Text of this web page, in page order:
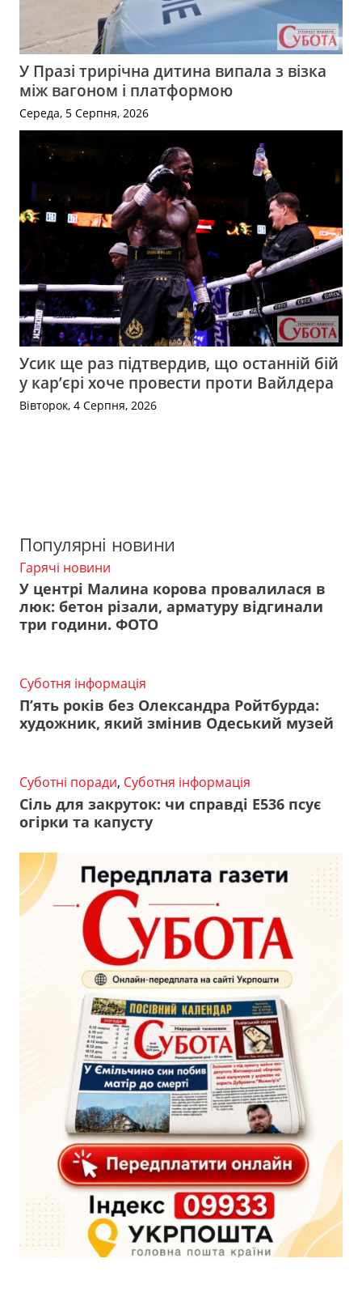
У Празі трирічна дитина випала з візка
між вагоном і платформою
Середа, 5 Серпня, 2026
Усик ще раз підтвердив, що останній бій
у кар’єрі хоче провести проти Вайлдера
Вівторок, 4 Серпня, 2026
Популярні новини
Гарячі новини
У центрі Малина корова провалилася в
люк: бетон різали, арматуру відгинали
три години. ФОТО
Суботня інформація
П’ять років без Олександра Ройтбурда:
художник, який змінив Одеський музей
Суботні поради, Суботня інформація
Сіль для закруток: чи справді Е536 псує
огірки та капусту